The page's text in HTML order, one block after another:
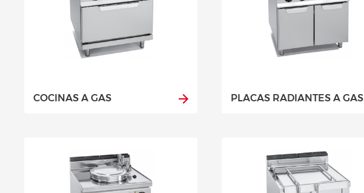
COCINAS A GAS PLACAS RADIANTES A GAS